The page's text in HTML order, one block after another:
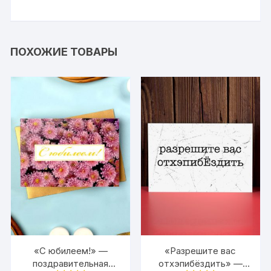
ПОХОЖИЕ ТОВАРЫ
«С юбилеем!» —
поздравительная
«Разрешите вас
отхэпибёздить» —